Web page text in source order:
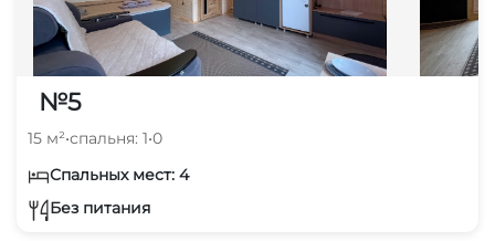
№5
15 м²•спальня: 1•0
Спальных мест: 4
Без питания